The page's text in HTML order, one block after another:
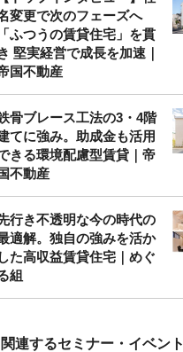
変更で次のフェーズへ
「ふつうの賃貸住宅」を貫
堅実経営で成長を加速｜
国不動産
骨ブレース工法の3・4階
てに強み。助成金も活用
きる環境配慮型賃貸｜帝
不動産
行き不透明な今の時代の
適解。独自の強みを活か
した高収益賃貸住宅｜めぐ
組
関連するセミナー・イベント